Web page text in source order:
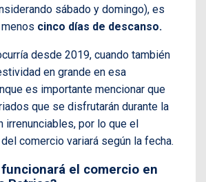
sábado y domingo), es
cinco días de descanso.
desde 2019, cuando también
en grande en esa
es importante mencionar que
que se disfrutarán durante la
por lo que el
comercio variará según la fecha.
el comercio en